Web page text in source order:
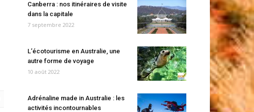
Canberra : nos itinéraires de visite
dans la capitale
7 septembre 2022
L’écotourisme en Australie, une
autre forme de voyage
10 août 2022
Adrénaline made in Australie : les
activités incontournables